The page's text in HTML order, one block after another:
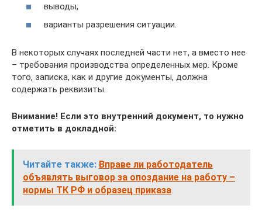
выводы,
варианты разрешения ситуации.
В некоторых случаях последней части нет, а вместо нее
– требования производства определенных мер. Кроме
того, записка, как и другие документы, должна
содержать реквизиты.
Внимание! Если это внутренний документ, то нужно
отметить в докладной:
Читайте также: Вправе ли работодатель
объявлять выговор за опоздание на работу –
нормы ТК РФ и образец приказа